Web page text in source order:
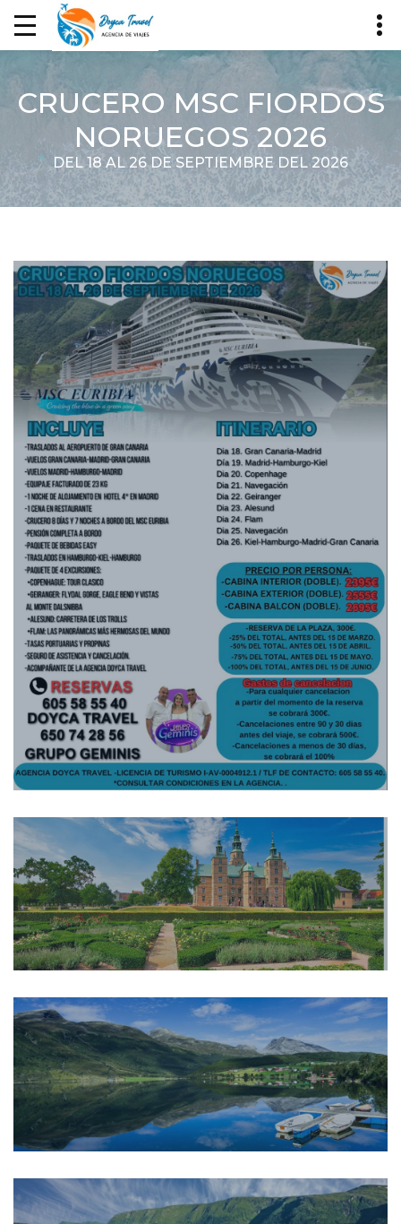
CRUCERO MSC FIORDOS
NORUEGOS 2026
DEL 18 AL 26 DE SEPTIEMBRE DEL 2026